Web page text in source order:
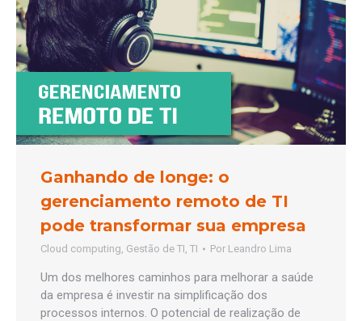
Ganhando de longe: o
gerenciamento remoto de TI
pode transformar sua empresa
Cloud computing, Gestão de TI, TI Por Leandro Lima
Um dos melhores caminhos para melhorar a saúde
da empresa é investir na simplificação dos
processos internos. O potencial de realização de